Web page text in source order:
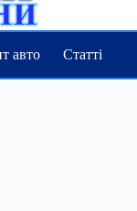
авто Статті